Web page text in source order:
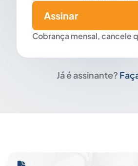
Cobrança mensal, cancele
Assinar
Já é assinante?